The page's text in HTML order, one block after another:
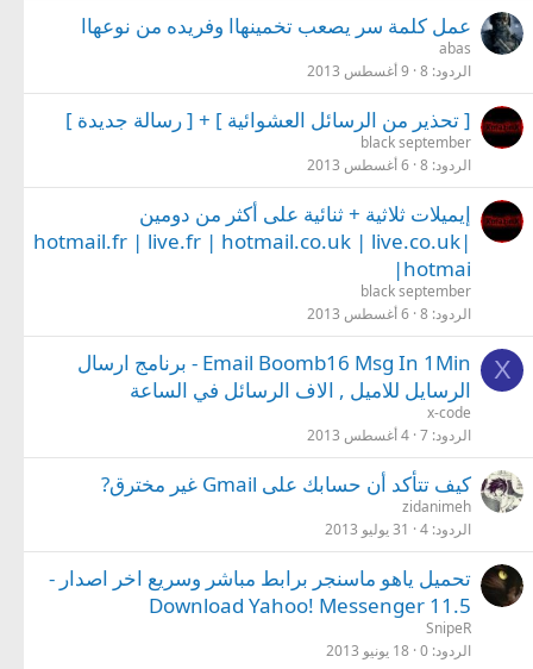
عمل كلمة سر يصعب تخمينهاا وفريده من نوعهاا
abas
الردود 8 9 أغسطس 2013
[ تحذير من الرسائل العشوائية ] + [ رسالة جديدة ]
black september
الردود 8 6 أغسطس 2013
إيميلات ثلاثية + ثنائية على أكثر من دومين
|hotmail.fr | live.fr | hotmail.co.uk | live.co.uk
|hotmai
black september
الردود 8 6 أغسطس 2013
X
Email Boomb16 Msg In 1Min - برنامج ارسال
الرسايل للاميل , الاف الرسائل في الساعة
x-code
الردود 7 4 أغسطس 2013
كيف تتأكد أن حسابك على Gmail غير مخترق?
zidanimeh
الردود 4 31 يوليو 2013
تحميل ياهو ماسنجر برابط مباشر وسريع اخر اصدار -
Download Yahoo! Messenger 11.5
SnipeR
الردود 0 18 يونيو 2013